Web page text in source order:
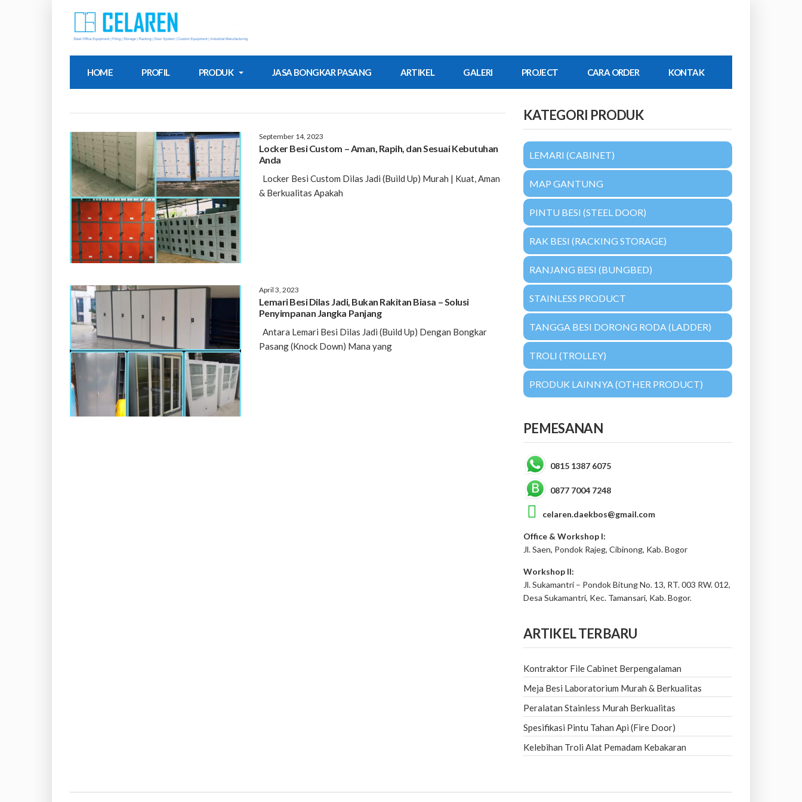
HOME PROFIL PRODUK JASA BONGKAR PASANG ARTIKEL GALERI PROJECT CARA ORDER KONTAK
September 14, 2023
Locker Besi Custom – Aman, Rapih, dan Sesuai Kebutuhan
Anda
Locker Besi Custom Dilas Jadi (Build Up) Murah | Kuat, Aman
& Berkualitas Apakah
April 3, 2023
Lemari Besi Dilas Jadi, Bukan Rakitan Biasa – Solusi
Penyimpanan Jangka Panjang
Antara Lemari Besi Dilas Jadi (Build Up) Dengan Bongkar
Pasang (Knock Down) Mana yang
KATEGORI PRODUK
LEMARI (CABINET)
MAP GANTUNG
PINTU BESI (STEEL DOOR)
RAK BESI (RACKING STORAGE)
RANJANG BESI (BUNGBED)
STAINLESS PRODUCT
TANGGA BESI DORONG RODA (LADDER)
TROLI (TROLLEY)
PRODUK LAINNYA (OTHER PRODUCT)
PEMESANAN
0815 1387 6075
0877 7004 7248
celaren.daekbos@gmail.com
Office & Workshop I:
Jl. Saen, Pondok Rajeg, Cibinong, Kab. Bogor
Workshop II:
Jl. Sukamantri – Pondok Bitung No. 13, RT. 003 RW. 012,
Desa Sukamantri, Kec. Tamansari, Kab. Bogor.
ARTIKEL TERBARU
Kontraktor File Cabinet Berpengalaman
Meja Besi Laboratorium Murah & Berkualitas
Peralatan Stainless Murah Berkualitas
Spesifikasi Pintu Tahan Api (Fire Door)
Kelebihan Troli Alat Pemadam Kebakaran